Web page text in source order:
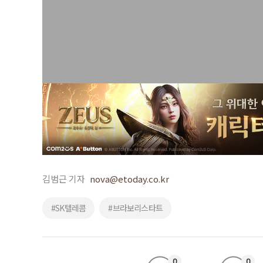
김범근 기자 nova@etoday.co.kr
#SK텔레콤 #브라보리스타트